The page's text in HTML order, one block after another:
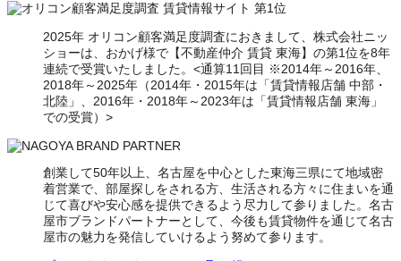
2025年 オリコン顧客満足度調査におきまして、株式会社ニッ
ショーは、おかげ様で【不動産仲介 賃貸 東海】の第1位を8年
連続で受賞いたしました。<通算11回目 ※2014年～2016年、
2018年～2025年（2014年・2015年は「賃貸情報店舗 中部・
北陸」、2016年・2018年～2023年は「賃貸情報店舗 東海」
での受賞）>
創業して50年以上、名古屋を中心とした東海三県にて地域密
着営業で、部屋探しをされる方、生活される方々に住まいを通
じて喜びや安心感を提供できるよう尽力して参りました。名古
屋市ブランドパートナーとして、今後も賃貸物件を通じて名古
屋市の魅力を発信していけるよう努めて参ります。